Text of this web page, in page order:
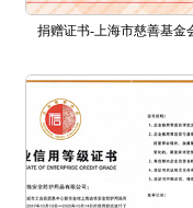
捐赠证书-上海市慈善基金